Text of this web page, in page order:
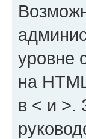
уровне
на
в < и >.